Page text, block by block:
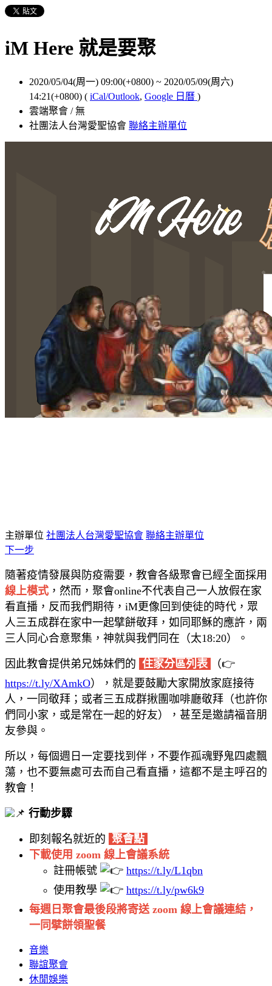
iM Here 就是要聚
2020/05/04(周一) 09:00(+0800) ~ 2020/05/09(周六)
14:21(+0800) ( iCal/Outlook, Google 日曆 )
雲端聚會 / 無
社團法人台灣愛聖協會 聯絡主辦單位
主辦單位 社團法人台灣愛聖協會 聯絡主辦單位
下一步
隨著疫情發展與防疫需要，教會各級聚會已經全面採用
線上模式 ，然而，聚會online不代表自己一人放假在家
看直播，反而我們期待，iM更像回到使徒的時代，眾
人三五成群在家中一起擘餅敬拜，如同耶穌的應許，兩
三人同心合意聚集，神就與我們同在（太18:20）。
因此教會提供弟兄姊妹們的 住家分區列表
（👉
https://t.ly/XAmkO），就是要鼓勵大家開放家庭接待
人，一同敬拜；或者三五成群揪團咖啡廳敬拜（也許你
們同小家，或是常在一起的好友），甚至是邀請福音朋
友參與。
所以，每個週日一定要找到伴，不要作孤魂野鬼四處飄
蕩，也不要無處可去而自己看直播，這都不是主呼召的
教會！
行動步驟
即刻報名就近的 聚會點
下載使用 zoom 線上會議系統
註冊帳號
https://t.ly/L1qbn
使用教學
https://t.ly/pw6k9
每週日聚會最後段將寄送 zoom 線上會議連結，
一同擘餅領聖餐
音樂
聯誼聚會
休閒娛樂